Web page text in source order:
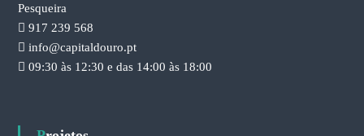
Pesqueira
917 239 568
info@capitaldouro.pt
09:30 às 12:30 e das 14:00 às 18:00